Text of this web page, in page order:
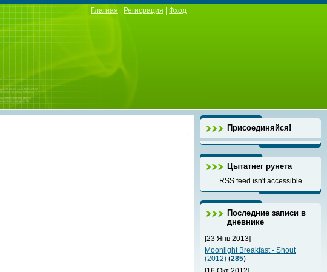
Глагная Регисрация Фход
Присоединяйся!
Цытатнег рунета
RSS feed isn't accessible
Последние записи в
дневнике
[23 Янв 2013]
Moonlight Breakfast - Shout
(2012) (285)